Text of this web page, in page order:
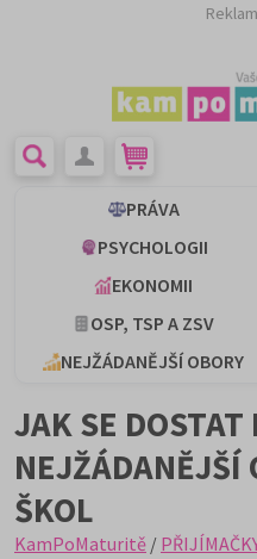
PRÁVA
PSYCHOLOGII
EKONOMII
OSP, TSP A ZSV
NEJŽÁDANĚJŠÍ OBORY
JAK SE DOSTAT
NEJŽÁDANĚJŠÍ
ŠKOL
KamPoMaturitě /